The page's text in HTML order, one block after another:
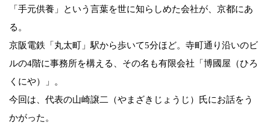
「手元供養」という言葉を世に知らしめた会社が、京都にあ
る。
京阪電鉄「丸太町」駅から歩いて5分ほど。寺町通り沿いのビ
ルの4階に事務所を構える、その名も有限会社「博國屋（ひろ
くにや）」。
今回は、代表の山崎譲二（やまざきじょうじ）氏にお話をう
かがった。